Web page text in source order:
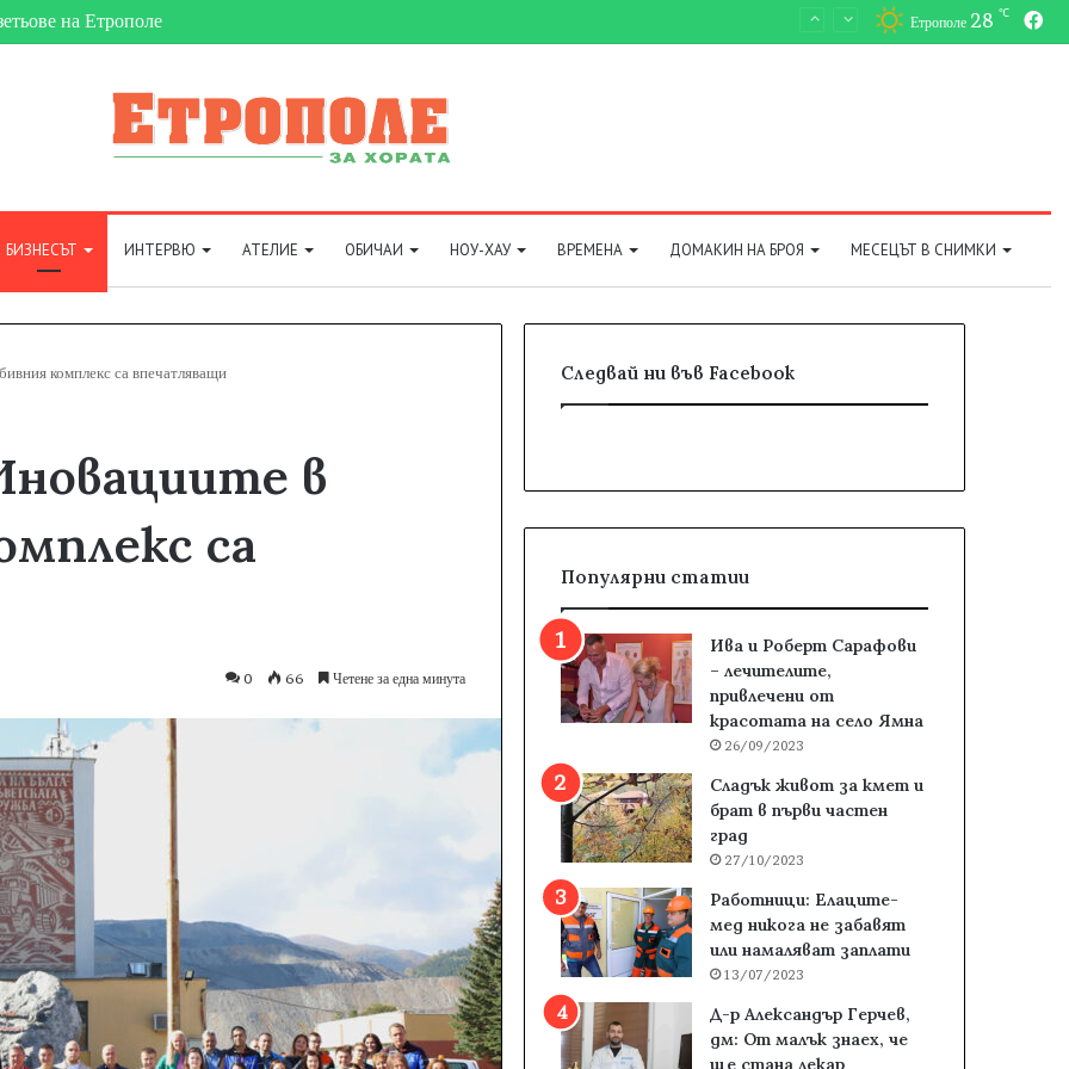
на Етрополе Етрополе 28 ℃
БИЗНЕСЪТ ИНТЕРВЮ АТЕЛИЕ ОБИЧАИ НОУ-ХАУ ВРЕМЕНА ДОМАКИН НА БРОЯ МЕСЕЦЪТ В СНИМКИ
комплекс са впечатляващи
в
са
0 66 Четене за една минута
Следвай ни във Facebook
Популярни статии
Ива и Роберт Сарафови
– лечителите,
привлечени от
красотата на село Ямна
26/09/2023
Сладък живот за кмет и
брат в първи частен
град
27/10/2023
Работници: Елаците-
мед никога не забавят
или намаляват заплати
13/07/2023
Д-р Александър Герчев,
дм: От малък знаех, че
ще стана лекар